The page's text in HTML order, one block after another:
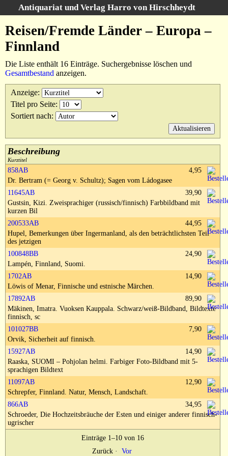
Antiquariat und Verlag Harro von Hirschheydt
Startseite
Suche
Suchergebnisse
Warenkorb
Verlag
Über uns
AGB
Widerruf
Datenschutz
Versand&Zahlung
Impressum
Reisen/Fremde Länder – Europa –
Finnland
Die Liste enthält 16 Einträge. Suchergebnisse löschen und
Gesamtbestand anzeigen.
Anzeige:
Titel pro Seite:
Sortiert nach:
Beschreibung
Kurztitel
858AB
Dr. Bertram (= Georg v. Schultz); Sagen vom Ládogasee
4,95
11645AB
Gustsin, Kizi. Zweisprachiger (russisch/finnisch) Farbbildband mit
kurzen Bil
39,90
200533AB
Hupel, Bemerkungen über Ingermanland, als den beträchtlichsten Teil
des jetzigen
44,95
100848BB
Lampén, Finnland, Suomi.
24,90
1702AB
Löwis of Menar, Finnische und estnische Märchen.
14,90
17892AB
Mäkinen, Imatra. Vuoksen Kauppala. Schwarz/weiß-Bildband, Bildtexte
finnisch, sc
89,90
101027BB
Orvik, Sicherheit auf finnisch.
7,90
15927AB
Raaska, SUOMI – Pohjolan helmi. Farbiger Foto-Bildband mit 5-
sprachigen Bildtext
14,90
11097AB
Schrepfer, Finnland. Natur, Mensch, Landschaft.
12,90
866AB
Schroeder, Die Hochzeitsbräuche der Esten und einiger anderer finnisch-
ugrischer
34,95
Einträge 1–10 von 16
Zurück· Vor